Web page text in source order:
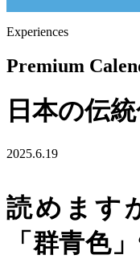
Experiences
Premium
日本の伝
2025.6.19
読めます
「群青色